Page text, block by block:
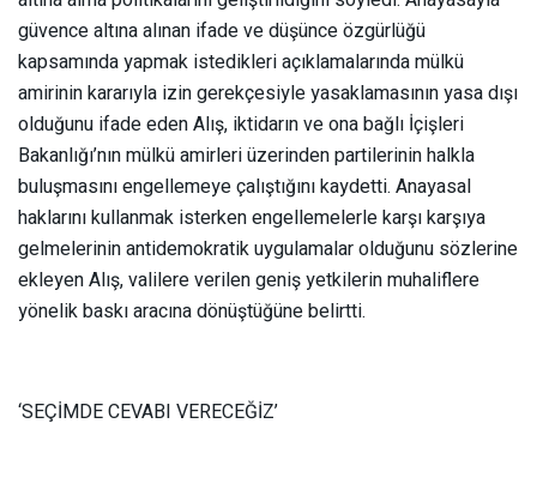
güvence altına alınan ifade ve düşünce özgürlüğü
kapsamında yapmak istedikleri açıklamalarında mülkü
amirinin kararıyla izin gerekçesiyle yasaklamasının yasa dışı
olduğunu ifade eden Alış, iktidarın ve ona bağlı İçişleri
Bakanlığı’nın mülkü amirleri üzerinden partilerinin halkla
buluşmasını engellemeye çalıştığını kaydetti. Anayasal
haklarını kullanmak isterken engellemelerle karşı karşıya
gelmelerinin antidemokratik uygulamalar olduğunu sözlerine
ekleyen Alış, valilere verilen geniş yetkilerin muhaliflere
yönelik baskı aracına dönüştüğüne belirtti.
‘SEÇİMDE CEVABI VERECEĞİZ’